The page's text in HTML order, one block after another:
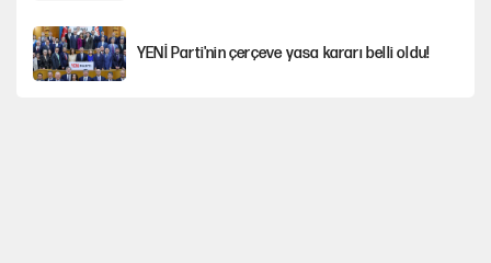
YENİ Parti'nin çerçeve yasa kararı belli oldu!